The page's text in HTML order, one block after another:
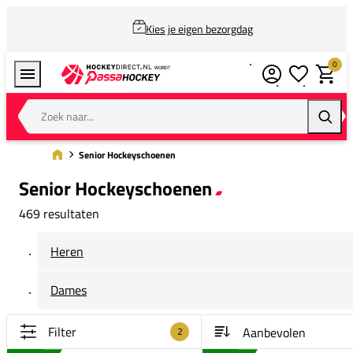
Kies je eigen bezorgdag
Zoek naar...
0
Senior Hockeyschoenen
Senior Hockeyschoenen
469 resultaten
Heren
Dames
Filter 2